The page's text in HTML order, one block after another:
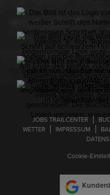
JOBS TRAILCENTER
WETTER
IMPRESSUM
Cookie-